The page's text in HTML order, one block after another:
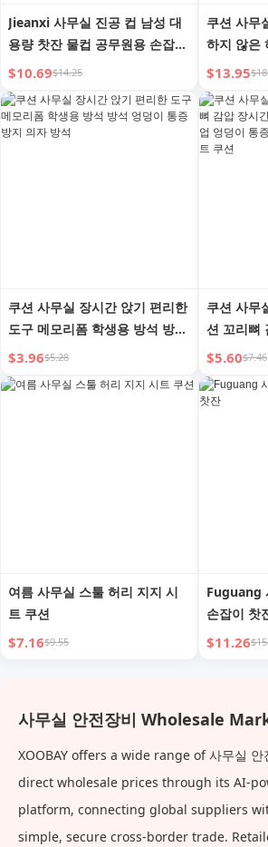
Jieanxi 사무실 진공 컵 남성 대
용량 찻잔 물컵 공무원용 손잡이
남성 컵
$10.69$14.25
쿠션 사무
하지 않은
형 학생 메
질 방석 쿠션
$13.95
쿠션 사무실 장시간 앉기 편리한
도구 메모리폼 학생용 방석 방석
엉덩이 통증 방지 의자 방석
$3.96$5.28
쿠션 사무
션 꼬리뼈
편리한 가
방지 힙 뷰
션
$5.60$7.46
여름 사무실 스툴 허리 지지 시
트 쿠션
$7.16$9.55
Fuguang
손잡이 찻
$11.26
사무실 안전장비 Wholesale
XOOBAY offers a wide range of 사무실
direct wholesale prices through its AI-
platform, connecting global suppliers
simple, secure cross-border trade.